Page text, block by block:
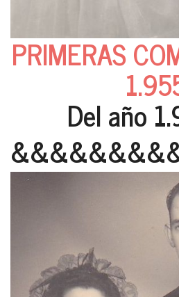
PRIMERAS
Del año